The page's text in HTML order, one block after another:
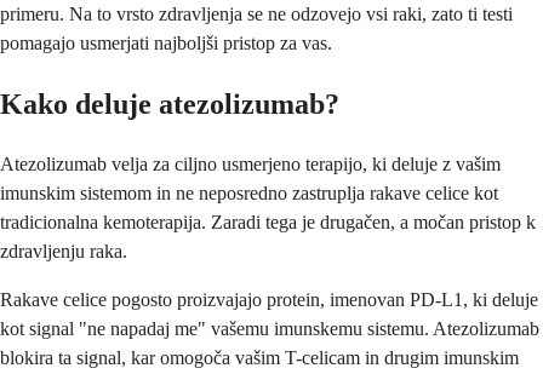
primeru. Na to vrsto zdravljenja se ne odzovejo vsi raki, zato ti testi
pomagajo usmerjati najboljši pristop za vas.
Kako deluje atezolizumab?
Atezolizumab velja za ciljno usmerjeno terapijo, ki deluje z vašim
imunskim sistemom in ne neposredno zastruplja rakave celice kot
tradicionalna kemoterapija. Zaradi tega je drugačen, a močan pristop k
zdravljenju raka.
Rakave celice pogosto proizvajajo protein, imenovan PD-L1, ki deluje
kot signal "ne napadaj me" vašemu imunskemu sistemu. Atezolizumab
blokira ta signal, kar omogoča vašim T-celicam in drugim imunskim